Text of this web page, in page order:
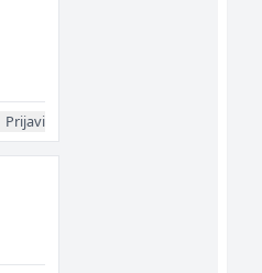
Prijavi